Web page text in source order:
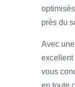
près du
Avec
excellent
vous